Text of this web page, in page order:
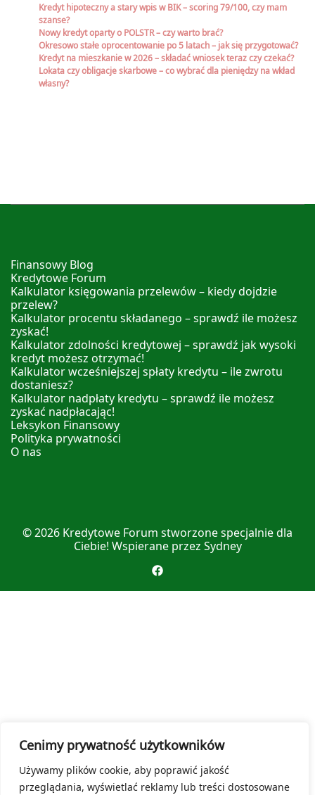
Cenimy prywatność użytkowników
Używamy plików cookie, aby poprawić jakość
przeglądania, wyświetlać reklamy lub treści dostosowane
Kredyt hipoteczny a stary wpis w BIK – scoring 79/100, czy mam
szanse?
Nowy kredyt oparty o POLSTR – czy warto brać?
Okresowo stałe oprocentowanie po 5 latach – jak się przygotować?
Kredyt na mieszkanie w 2026 – składać wniosek teraz czy czekać?
Lokata czy obligacje skarbowe – co wybrać dla pieniędzy na wkład
własny?
Finansowy Blog
Kredytowe Forum
Kalkulator księgowania przelewów – kiedy dojdzie
przelew?
Kalkulator procentu składanego – sprawdź ile możesz
zyskać!
Kalkulator zdolności kredytowej – sprawdź jak wysoki
kredyt możesz otrzymać!
Kalkulator wcześniejszej spłaty kredytu – ile zwrotu
dostaniesz?
Kalkulator nadpłaty kredytu – sprawdź ile możesz
zyskać nadpłacając!
Leksykon Finansowy
Polityka prywatności
O nas
© 2026 Kredytowe Forum stworzone specjalnie dla
Ciebie! Wspierane przez Sydney